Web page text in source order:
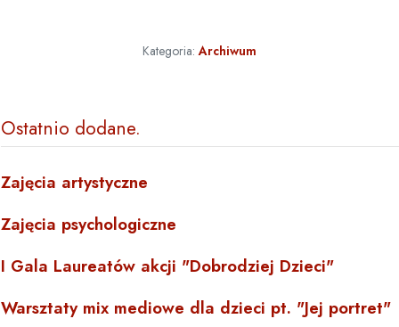
Kategoria: Archiwum
Ostatnio dodane
Zajęcia artystyczne
Zajęcia psychologiczne
I Gala Laureatów akcji "Dobrodziej Dzieci"
Warsztaty mix mediowe dla dzieci pt. "Jej portret"